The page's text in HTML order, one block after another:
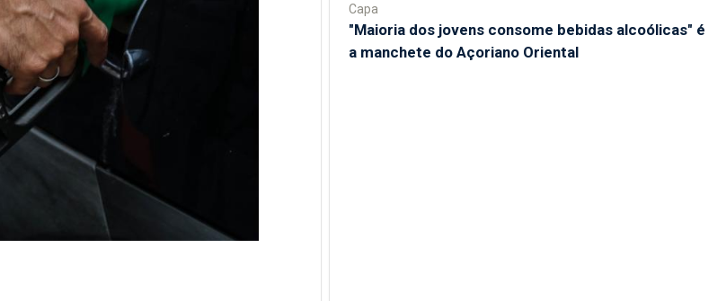
Capa
"Maioria dos jovens consome bebidas alcoólicas" é
a manchete do Açoriano Oriental